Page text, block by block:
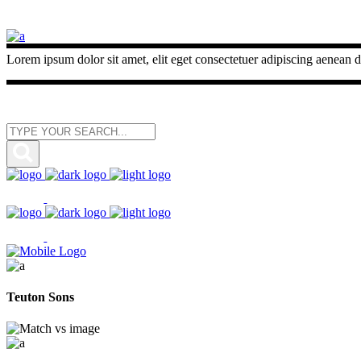
Lorem ipsum dolor sit amet, elit eget consectetuer adipiscing aenean
Teuton Sons